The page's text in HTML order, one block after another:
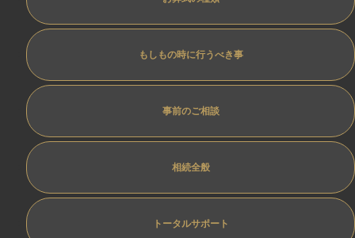
もしもの時に行うべき事
事前のご相談
相続全般
トータルサポート